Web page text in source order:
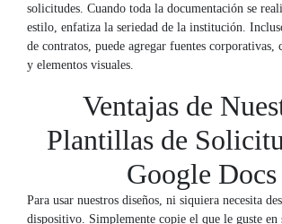
solicitudes. Cuando toda la documentación se
estilo, enfatiza la seriedad de la institución.
de contratos, puede agregar fuentes corporativas,
y elementos visuales.
Ventajas de
Plantillas de
Google Docs
Para usar nuestros diseños, ni siquiera necesita
dispositivo. Simplemente copie el que le guste